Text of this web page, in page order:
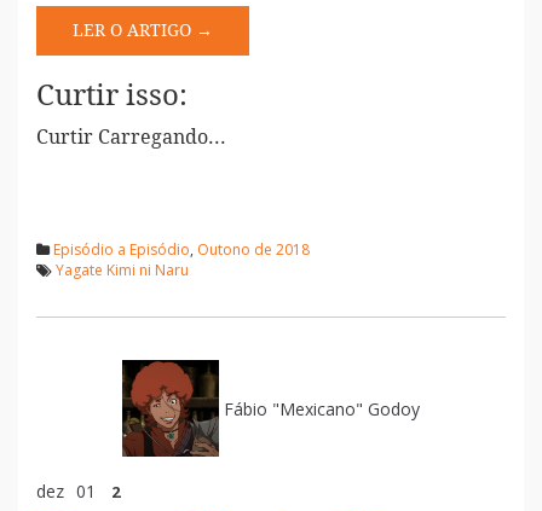
LER O ARTIGO →
Curtir isso:
Curtir Carregando...
Episódio a Episódio, Outono de 2018
Yagate Kimi ni Naru
Fábio "Mexicano" Godoy
dez 01 2